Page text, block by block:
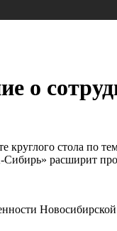
о
круглого стола по
расширит